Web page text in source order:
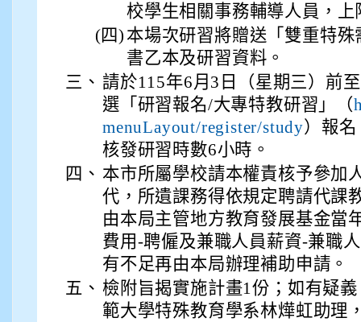
校學生相關事務輔導人員，上
(四) 本場次研習將贈送「雙重特
書乙本及研習資料。
三、 請於115年6月3日（星期三）前
選「研習報名/大專特教研習」（
menuLayout/register/study）報
核發研習時數6小時。
四、 本市所屬學校請本權責核予參加
代，所遺課務得依規定聘請代課
由本局主管地方教育發展基金當
費用-聘僱及兼職人員薪資-兼職
有不足再由本局辦理補助申請。
五、 檢附旨揭實施計畫1份；如有疑
範大學特殊教育學系林燁虹助理